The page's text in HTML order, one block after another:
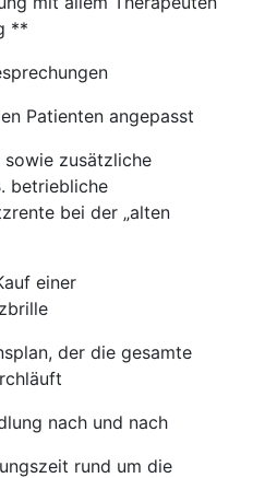
**
Patienten angepasst
sowie zusätzliche
betriebliche
bei der „alten
einer
der die gesamte
nach und nach
rund um die